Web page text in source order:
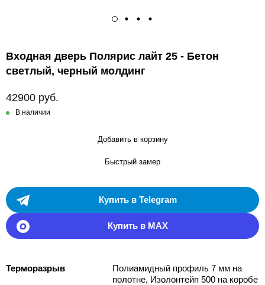
Входная дверь Полярис лайт 25 - Бетон
светлый, черный молдинг
42900 руб.
В наличии
Добавить в корзину
Быстрый замер
Купить в Telegram
Купить в MAX
Терморазрыв
Полиамидный профиль 7 мм на
полотне, Изолонтейп 500 на коробе